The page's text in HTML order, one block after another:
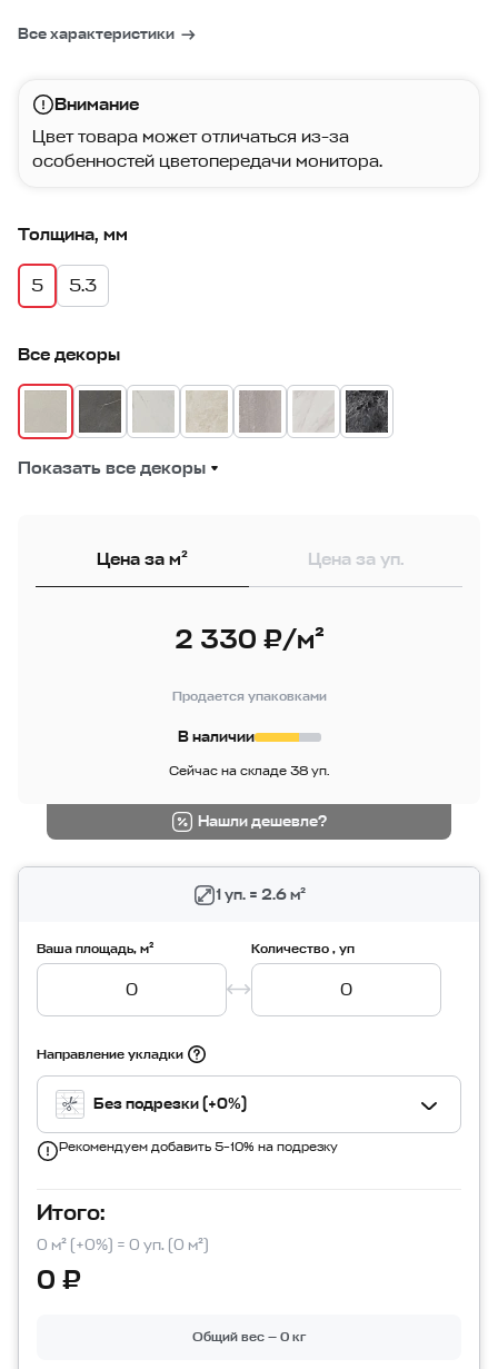
Все характеристики
Внимание
Цвет товара может отличаться из-за
особенностей цветопередачи монитора.
Толщина, мм
5 5.3
Все декоры
Показать все декоры
Цена за м² Цена за уп.
2 330 ₽/м²
Продается упаковками
В наличии
Сейчас на складе 38 уп.
Нашли дешевле?
1 уп. = 2.6 м²
Ваша площадь, м² Количество , уп
Направление укладки
Без подрезки (+0%)
Рекомендуем добавить 5–10% на подрезку
Итого:
0 м² (+0%) = 0 уп. (0 м²)
0 ₽
Общий вес — 0 кг